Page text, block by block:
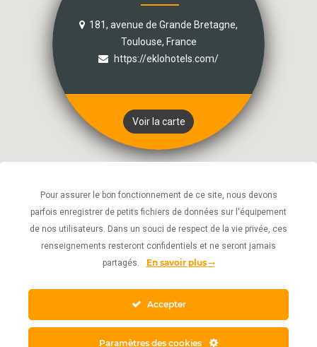
181, avenue de Grande Bretagne,
Toulouse, France
https://eklohotels.com/
Voir la carte
Pour assurer le bon fonctionnement de ce site, nous devons
parfois enregistrer de petits fichiers de données sur l'équipement
de nos utilisateurs. Dans un souci de respect de la vie privée, ces
renseignements resteront confidentiels et ne seront jamais
partagés.
En savoir plus
Accepter
Paramètres des cookies